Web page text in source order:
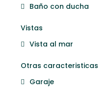
Baño con ducha
Vistas
Vista al mar
Otras caracteristicas
Garaje